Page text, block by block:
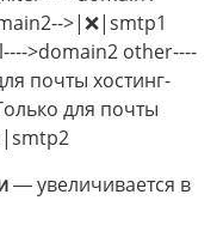
>|❌|smtp1
>domain2 other----
почты хостинг-
для почты
— увеличивается в